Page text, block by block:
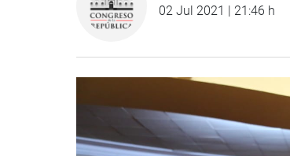
02 Jul 2021 | 21:46 h